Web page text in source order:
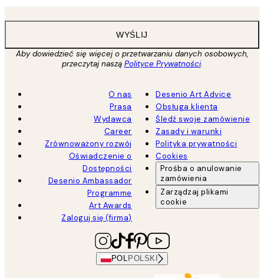
WYŚLIJ
Aby dowiedzieć się więcej o przetwarzaniu danych osobowych,
przeczytaj naszą Polityce Prywatności.
O nas
Prasa
Wydawca
Career
Zrównoważony rozwój
Oświadczenie o
Dostępności
Desenio Ambassador
Programme
Art Awards
Zaloguj się (firma)
Desenio Art Advice
Obsługa klienta
Śledź swoje zamówienie
Zasady i warunki
Polityka prywatności
Cookies
Prośba o anulowanie
zamówienia
Zarządzaj plikami
cookie
POL POLSKI